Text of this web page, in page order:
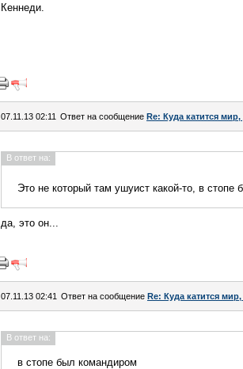
Кеннеди.
07.11.13 02:11 Ответ на сообщение Re: Куда катится
В ответ на:
Это не который там ушуист какой-то, в
да, это он...
07.11.13 02:41 Ответ на сообщение Re: Куда катится
В ответ на:
в стопе был командиром